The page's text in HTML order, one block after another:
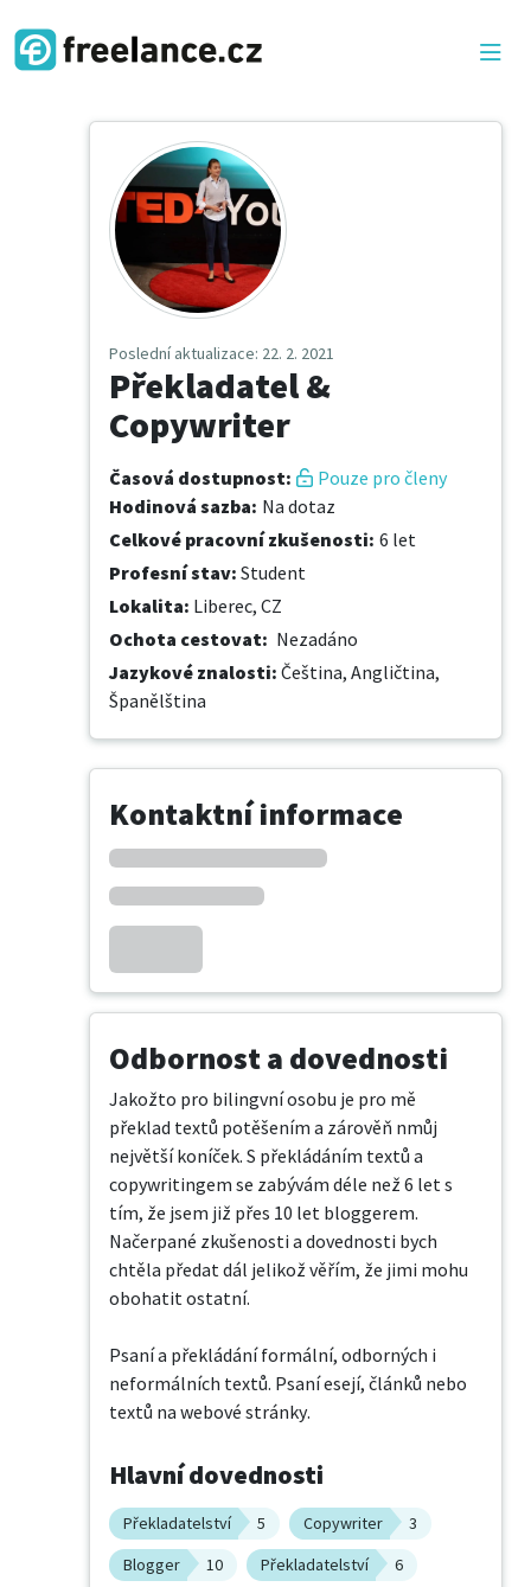
Poslední aktualizace: 22. 2. 2021
Překladatel &
Copywriter
Časová dostupnost:
Pouze pro členy
Hodinová sazba: Na dotaz
Celkové pracovní zkušenosti: 6 let
Profesní stav: Student
Lokalita: Liberec, CZ
Ochota cestovat: Nezadáno
Jazykové znalosti: Čeština, Angličtina,
Španělština
Kontaktní informace
Odbornost a dovednosti
Jakožto pro bilingvní osobu je pro mě
překlad textů potěšením a zárověň nmůj
největší koníček. S překládáním textů a
copywritingem se zabývám déle než 6 let s
tím, že jsem již přes 10 let bloggerem.
Načerpané zkušenosti a dovednosti bych
chtěla předat dál jelikož věřím, že jimi mohu
obohatit ostatní.
Psaní a překládání formální, odborných i
neformálních textů. Psaní esejí, článků nebo
textů na webové stránky.
Hlavní dovednosti
Překladatelství 5 Copywriter
3
Blogger
10 Překladatelství
6